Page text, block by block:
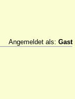
Angemeldet als: Gast